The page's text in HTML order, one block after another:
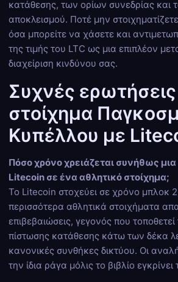
κατάθεσης, των ορίων συνεδρίας και
αποκλεισμού. Ποτέ μην
όσα μπορείτε να χάσετε και
της τιμής του LTC ως μια επιπλέον
διαχείριση κινδύνου σας.
Συχνές ερωτήσεις
στοίχημα
Κυπέλλου με
Πόσο χρόνο χρειάζεται συνήθως
Litecoin σε ένα αθλητικό στοίχημα;
Το Litecoin στοχεύει σε χρόνο μπλοκ
περισσότερα αθλητικά στοιχήματα
επιβεβαιώσεις, γεγονός που
πίστωσης κατάθεσης κάτω των δέκα
κανονικές συνθήκες δικτύου. Οι
την ίδια ράγα μόλις το βιβλίο